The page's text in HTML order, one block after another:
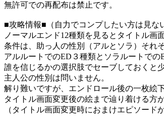
無許可での再配布は禁止です。
■攻略情報■（自力でコンプしたい方は見な
ノーマルエンド12種類を見るとタイトル画
条件は、助っ人の性別（アルとソラ）それ
アルルートでのED３種類とソラルートでの
誰を信じるかの選択肢でセーブしておくと
主人公の性別は問いません。
解り難いですが、エンドロール後の一枚絵
タイトル画面変更後の絵まで辿り着ける方
（タイトル画面変更時におまけエピソード